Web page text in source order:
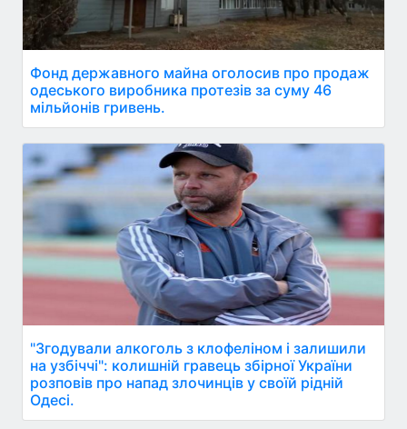
Фонд державного майна оголосив про продаж
одеського виробника протезів за суму 46
мільйонів гривень.
"Згодували алкоголь з клофеліном і залишили
на узбіччі": колишній гравець збірної України
розповів про напад злочинців у своїй рідній
Одесі.